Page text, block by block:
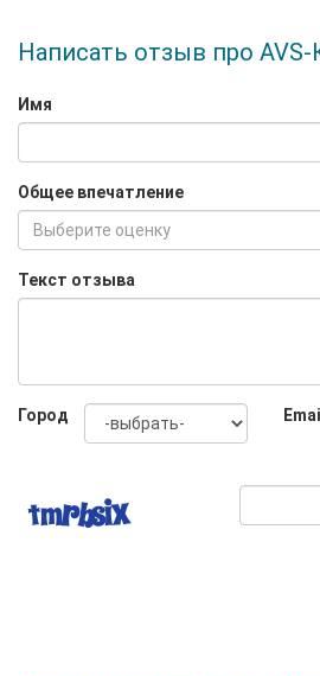
Написать отзыв про
Имя
Общее впечатление
Выберите оценку
Текст отзыва
Город Email